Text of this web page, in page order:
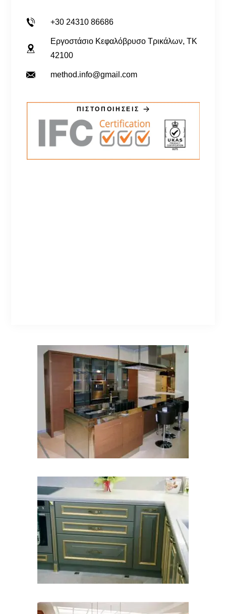
+30 24310 86686
Εργοστάσιο Κεφαλόβρυσο Τρικάλων, TK
42100
method.info@gmail.com
ΠΙΣΤΟΠΟΙΗΣΕΙΣ